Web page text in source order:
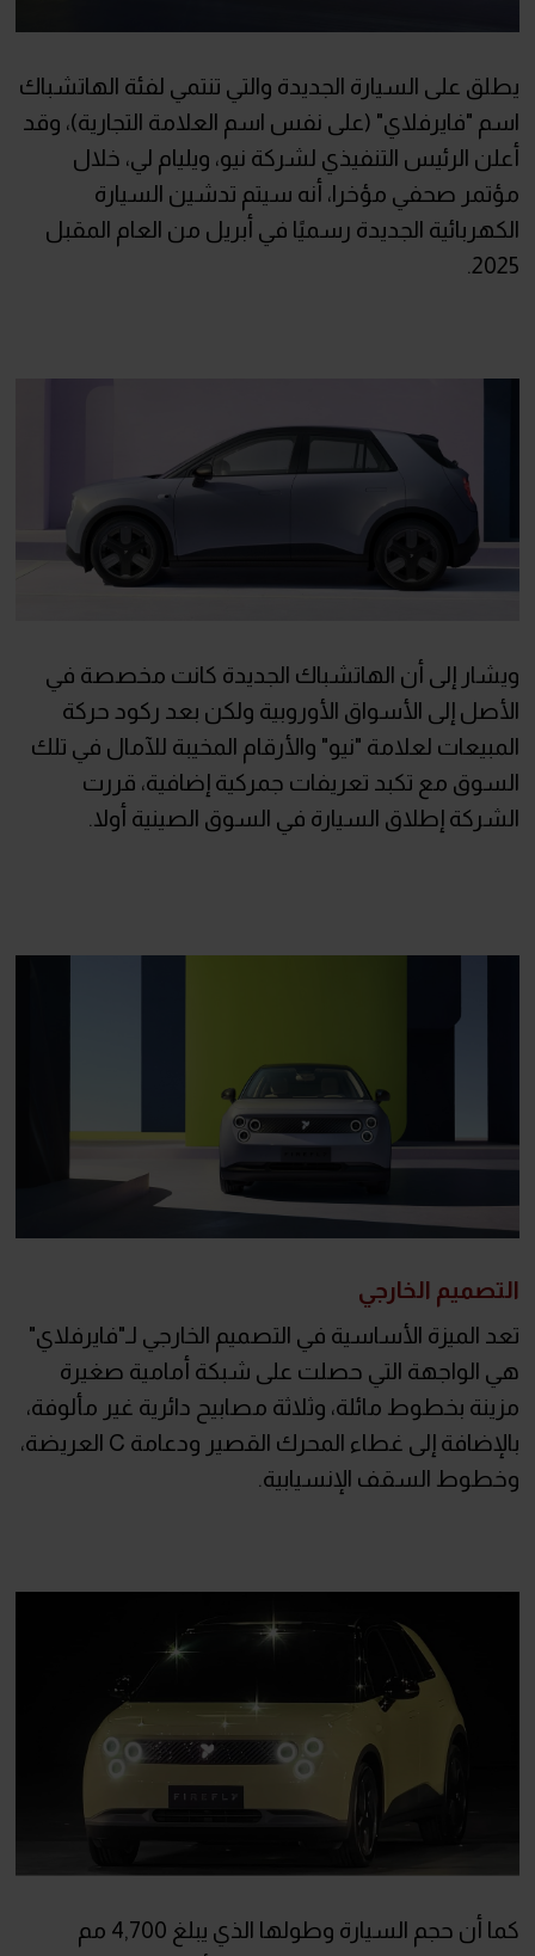
يطلق على السيارة الجديدة والتي تنتمي لفئة الهاتشباك
اسم "فايرفلاي" (على نفس اسم العلامة التجارية)، وقد
أعلن الرئيس التنفيذي لشركة نيو، ويليام لي، خلال
مؤتمر صحفي مؤخرا، أنه سيتم تدشين السيارة
الكهربائية الجديدة رسميًا في أبريل من العام المقبل
2025.
ويشار إلى أن الهاتشباك الجديدة كانت مخصصة في
الأصل إلى الأسواق الأوروبية ولكن بعد ركود حركة
المبيعات لعلامة "نيو" والأرقام المخيبة للآمال في تلك
السوق مع تكبد تعريفات جمركية إضافية، قررت
الشركة إطلاق السيارة في السوق الصينية أولا.
التصميم الخارجي
تعد الميزة الأساسية في التصميم الخارجي لـ"فايرفلاي"
هي الواجهة التي حصلت على شبكة أمامية صغيرة
مزينة بخطوط مائلة، وثلاثة مصابيح دائرية غير مألوفة،
بالإضافة إلى غطاء المحرك القصير ودعامة C العريضة،
وخطوط السقف الإنسيابية.
كما أن حجم السيارة وطولها الذي يبلغ 4,700 مم